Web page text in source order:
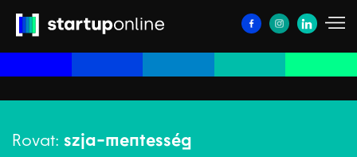
Rovat: szja-mentesség